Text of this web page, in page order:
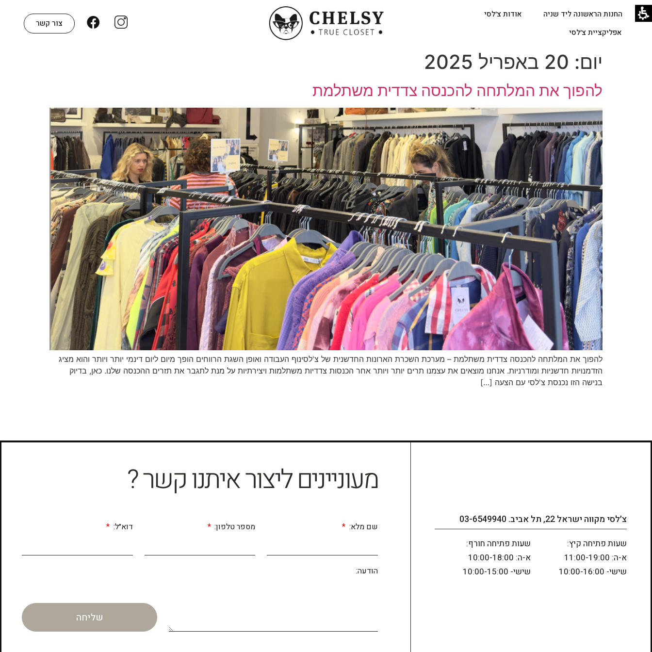
החנות הראשונה ליד שניה
אודות צ׳לסי
אפליקציית צ׳לסי
צור קשר
יום: 20 באפריל 2025
להפוך את המלתחה להכנסה צדדית משתלמת
להפוך את המלתחה להכנסה צדדית משתלמת – מערכת השכרת הארונות החדשנית של צ'לסינוף העבודה ואופן השגת הרווחים הופך מיום ליום דינמי יותר ויותר והוא מציג
הזדמנויות חדשניות ומודרניות. אנחנו מוצאים את עצמנו תרים יותר ויותר אחר הכנסות צדדיות משתלמות ויצירתיות על מנת לתגבר את תזרים ההכנסה שלנו. כאן, בדיוק
בנישה הזו נכנסת צ'לסי עם הצעה […]
צ׳לסי מקווה ישראל 22, תל אביב. 03-6549940
שעות פתיחה קיץ:
א-ה: 11:00-19:00
שישי- 10:00-16:00
שעות פתיחה חורף:
א-ה: 10:00-18:00
שישי- 10:00-15:00
מעוניינים ליצור איתנו קשר ?
שם מלא: מספר טלפון: דוא״ל:
הודעה:
שליחה